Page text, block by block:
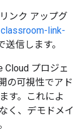
ンク アップグ
classroom-link-
送信します。
Cloud プロジェ
の可視性でアド
す。これによ
く、デモドメイ